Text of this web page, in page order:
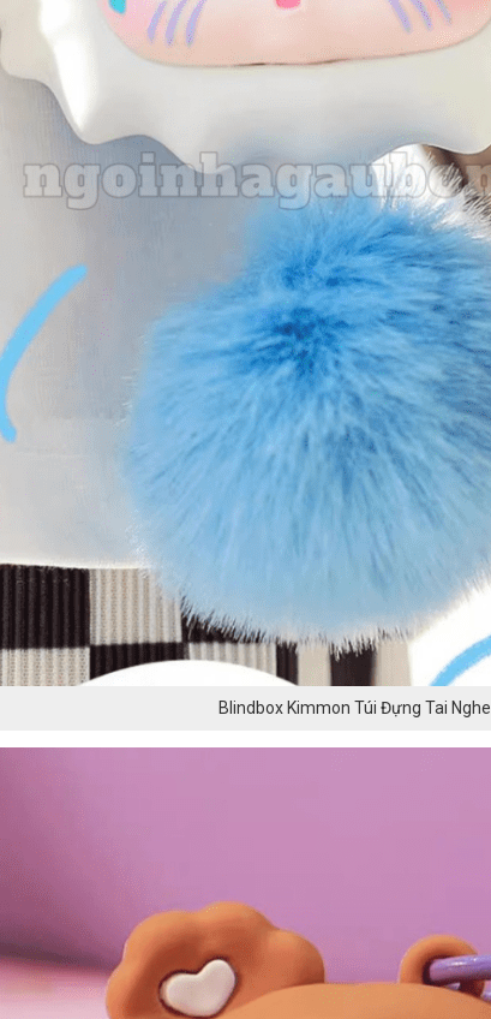
Blindbox Kimmon Túi Đựng Tai Nghe